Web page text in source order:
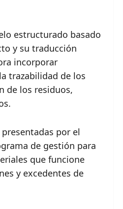
estructurado basado
y su traducción
incorporar
trazabilidad de los
de los residuos,
por el
de gestión para
que funcione
y excedentes de